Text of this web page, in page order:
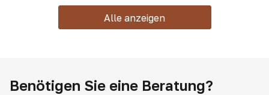
Alle anzeigen
Benötigen Sie eine Beratung?